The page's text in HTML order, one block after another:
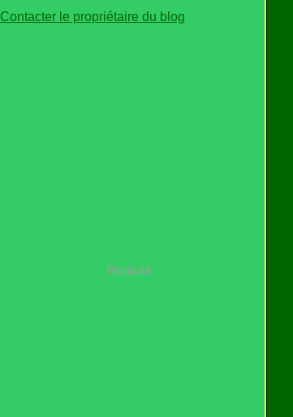
Contacter le propriétaire du blog
Publicité